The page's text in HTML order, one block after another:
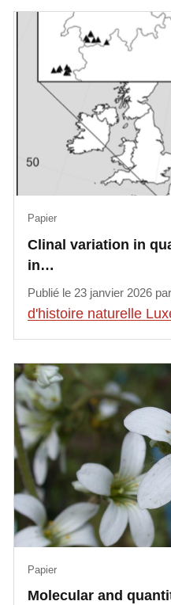
Clinal variation in
in…
Papier
Publié le 23 janvier 2026 par
d'histoire naturelle
Molecular and
Papier